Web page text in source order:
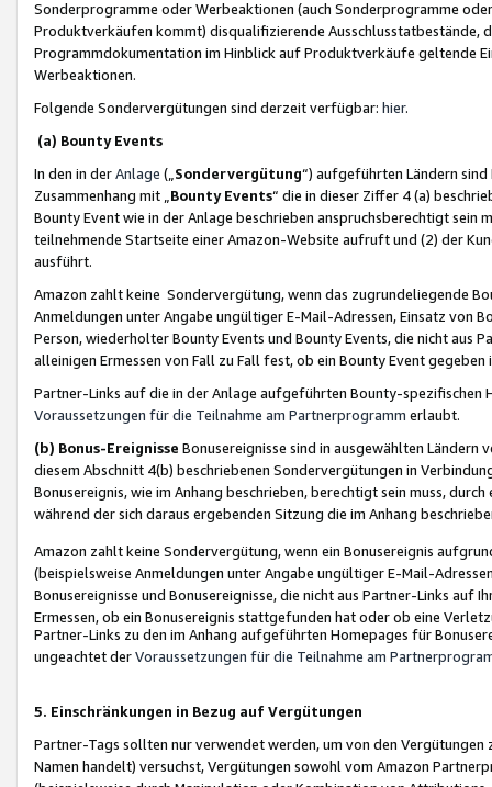
Sonderprogramme oder Werbeaktionen (auch Sonderprogramme
Produktverkäufen kommt) disqualifizierende Ausschlusstatbestände,
Programmdokumentation im Hinblick auf Produktverkäufe geltende
Werbeaktionen.
Folgende Sondervergütungen sind derzeit verfügbar: hier.
(a) Bounty Events
In den in derAnlage („ Sondervergütung“) aufgeführten Ländern
Zusammenhang mit „ Bounty Events“ die in dieser Ziffer 4 (a)
Bounty Event wie in der Anlage beschrieben anspruchsberechtigt sein
teilnehmende Startseite einer Amazon-Website aufruft und (2) der
ausführt.
Amazon zahlt keine Sondervergütung, wenn das zugrundeliegende
Anmeldungen unter Angabe ungültiger E-Mail-Adressen, Einsatz von
Person, wiederholter Bounty Events und Bounty Events, die nicht
alleinigen Ermessen von Fall zu Fall fest, ob ein Bounty Event
Partner-Links auf die in der Anlage aufgeführten Bounty-spezifischen
Voraussetzungen für die Teilnahme am Partnerprogramm erlaubt.
(b) Bonus-Ereignisse Bonusereignisse sind in ausgewählten Ländern
diesem Abschnitt 4(b) beschriebenen Sondervergütungen in
Bonusereignis, wie im Anhang beschrieben, berechtigt sein muss,
während der sich daraus ergebenden Sitzung die im Anhang
Amazon zahlt keine Sondervergütung, wenn ein Bonusereignis
(beispielsweise Anmeldungen unter Angabe ungültiger E-Mail-
Bonusereignisse und Bonusereignisse, die nicht aus Partner-Links auf
Ermessen, ob ein Bonusereignis stattgefunden hat oder ob eine
Partner-Links zu den im Anhang aufgeführten Homepages für
ungeachtet derVoraussetzungen für die Teilnahme am
5. Einschränkungen in Bezug auf Vergütungen
Partner-Tags sollten nur verwendet werden, um von den
Namen handelt) versuchst, Vergütungen sowohl vom Amazon